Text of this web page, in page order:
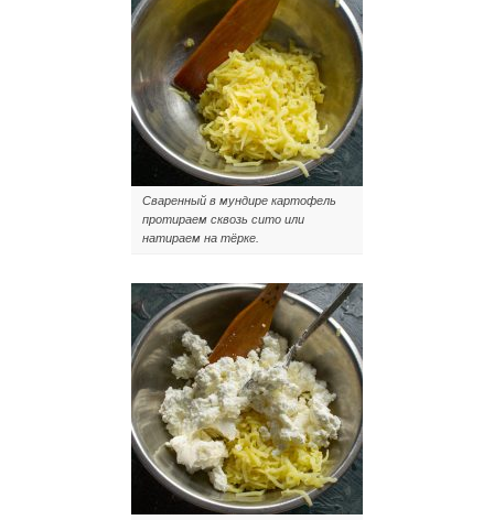
Сваренный в мундире картофель
протираем сквозь сито или
натираем на тёрке.